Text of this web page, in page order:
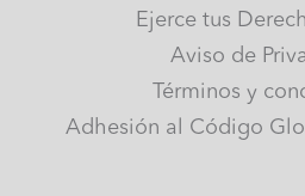
Ejerce tus
Aviso de
Términos y
Adhesión al Código